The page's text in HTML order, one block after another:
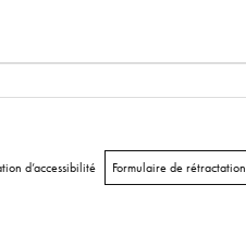
d’accessibilité Formulaire de rétractation